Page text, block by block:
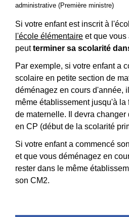
administrative (Première ministre)
Si votre enfant est inscrit à
l'école élémentaire et que vous
peutterminer sa scolarité
Par exemple, si votre enfant a
scolaire en petite section de
déménagez en cours d'année,
même établissement jusqu'à
de maternelle. Il devra
en CP (début de la scolarité
Si votre enfant a commencé
et que vous déménagez en
rester dans le même
son CM2.